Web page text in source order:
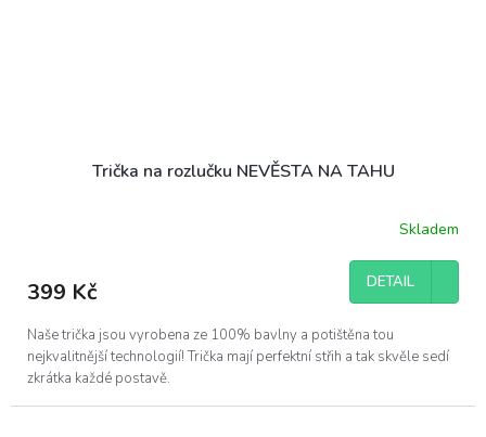
Trička na rozlučku NEVĚSTA NA TAHU
Skladem
399 Kč DETAIL
Naše trička jsou vyrobena ze 100% bavlny a potištěna tou
nejkvalitnější technologií! Trička mají perfektní střih a tak skvěle sedí
zkrátka každé postavě.